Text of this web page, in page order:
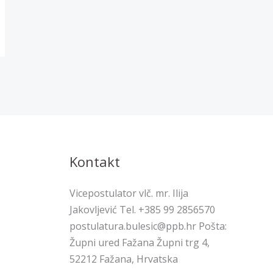
Kontakt
Vicepostulator vlč. mr. Ilija
Jakovljević Tel. +385 99 2856570
postulatura.bulesic@ppb.hr Pošta:
Župni ured Fažana Župni trg 4,
52212 Fažana, Hrvatska